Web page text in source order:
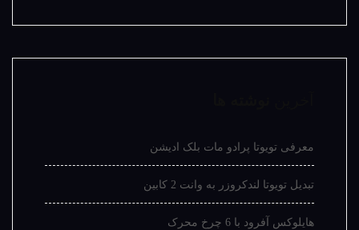
معرفی تویوتا پرادو مات بلک ادیشن
تبدیل تویوتا لندکروزر به وانت 2 کابین
هایلوکس آفرود با 6 چرخ محرک